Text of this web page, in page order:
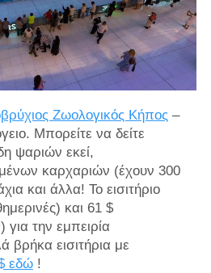
Ζωολογικός Κήπος –
Μπορείτε να δείτε
ψαριών εκεί,
καρχαριών (έχουν 300
και άλλα! Το εισιτήριο
και 61 $
την εμπειρία
βρήκα εισιτήρια με
εδώ!